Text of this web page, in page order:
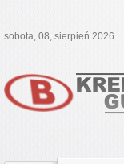
sobota, 08, sierpień 2026